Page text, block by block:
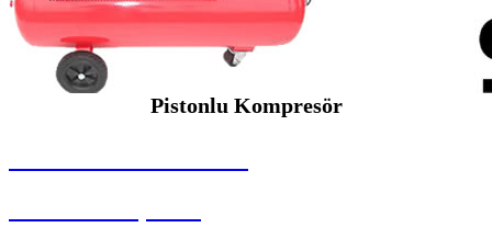
Pistonlu Kompresör